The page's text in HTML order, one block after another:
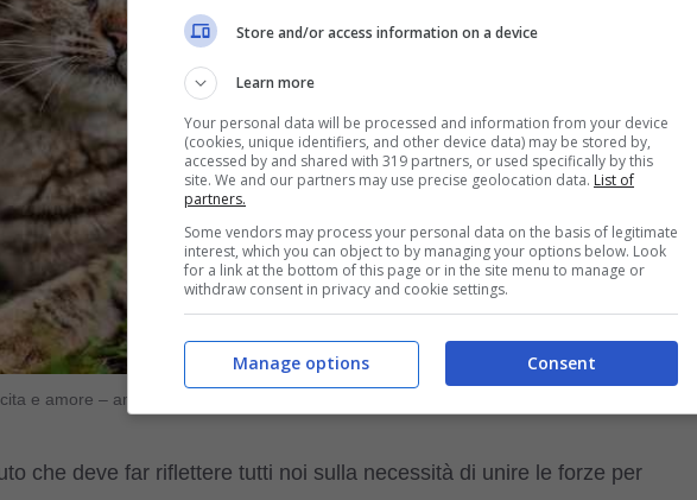
e amore – amoreaquattrozampe.it
che deve far riflettere tutti noi sulla necessità di unire le forze per
Store and/or access information on a device
Learn more
Your personal data will be processed and information from your device
(cookies, unique identifiers, and other device data) may be stored by,
accessed by and shared with 319 partners, or used specifically by this
site. We and our partners may use precise geolocation data. List of
partners.
Some vendors may process your personal data on the basis of legitimate
interest, which you can object to by managing your options below. Look
for a link at the bottom of this page or in the site menu to manage or
withdraw consent in privacy and cookie settings.
Consent
Manage options